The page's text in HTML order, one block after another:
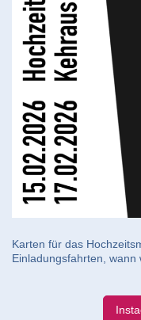
Karten für das
Einladungsfahrten,